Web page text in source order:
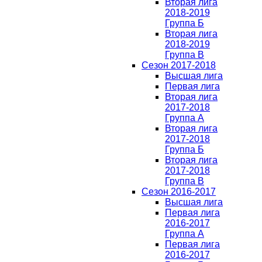
Вторая лига
2018-2019
Группа Б
Вторая лига
2018-2019
Группа В
Сезон 2017-2018
Высшая лига
Первая лига
Вторая лига
2017-2018
Группа А
Вторая лига
2017-2018
Группа Б
Вторая лига
2017-2018
Группа В
Сезон 2016-2017
Высшая лига
Первая лига
2016-2017
Группа А
Первая лига
2016-2017